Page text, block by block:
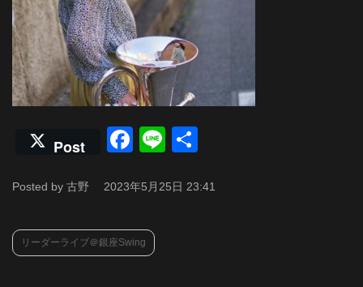
Post Facebook
Line
Posted by 古野 2023年5月25日 23:41
リーダーライブ＠銀座Swing